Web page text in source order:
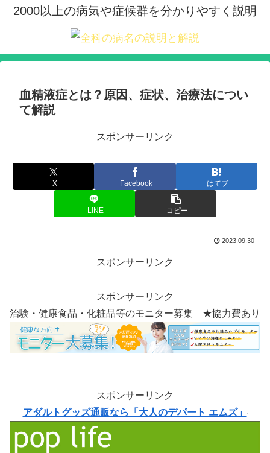
2000以上の病気や症候群を分かりやすく説明
血精液症とは？原因、症状、治療法につい
て解説
スポンサーリンク
X Facebook はてブ
LINE コピー
2023.09.30
スポンサーリンク
スポンサーリンク
治験・健康食品・化粧品等のモニター募集 ★協力費あり
スポンサーリンク
アダルトグッズ通販なら「大人のデパート エムズ」